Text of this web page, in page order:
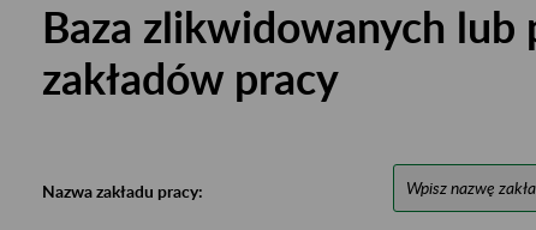
Baza zlikwidowanych lub
zakładów pracy
Nazwa zakładu pracy: